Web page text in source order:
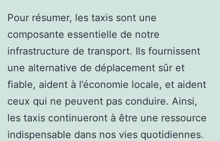
Pour résumer, les taxis sont une
composante essentielle de notre
infrastructure de transport. Ils fournissent
une alternative de déplacement sûr et
fiable, aident à l’économie locale, et aident
ceux qui ne peuvent pas conduire. Ainsi,
les taxis continueront à être une ressource
indispensable dans nos vies quotidiennes.